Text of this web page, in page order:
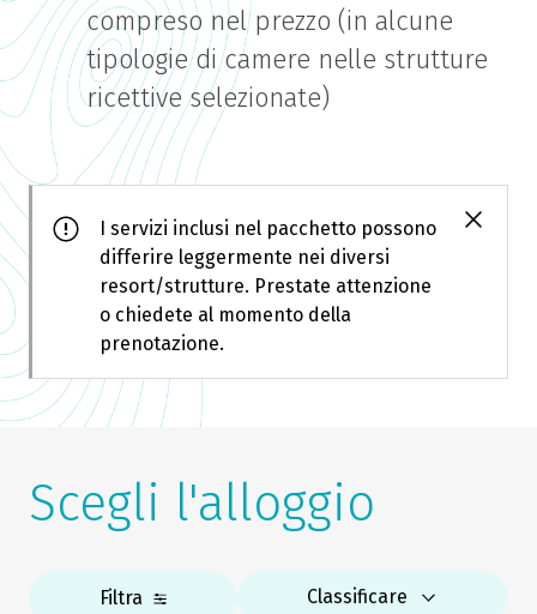
compreso nel prezzo (in alcune
tipologie di camere nelle strutture
ricettive selezionate)
I servizi inclusi nel pacchetto possono
differire leggermente nei diversi
resort/strutture. Prestate attenzione
o chiedete al momento della
prenotazione.
Scegli l'alloggio
Filtra Classificare